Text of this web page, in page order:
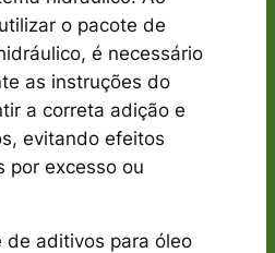
o pacote de
é necessário
as instruções do
a correta adição e
evitando efeitos
por excesso ou
de aditivos para óleo